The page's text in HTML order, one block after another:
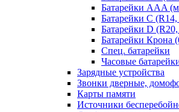
Батарейки AAA
Батарейки C
Батарейки D
Батарейки Крона
Спец. батарейки
Часовые
Зарядные устройства
Звонки дверные,
Карты памяти
Источники